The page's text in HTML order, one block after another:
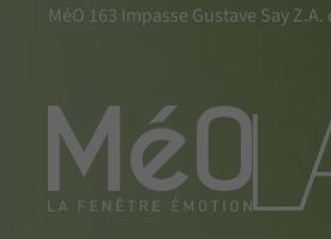
MéO 163 Impasse Gustave Say